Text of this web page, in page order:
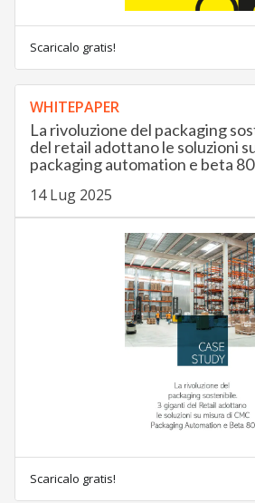
Scaricalo gratis!
WHITEPAPER
La rivoluzione del packaging
del retail adottano le soluzioni
packaging automation e beta 80
14 Lug 2025
Scaricalo gratis!